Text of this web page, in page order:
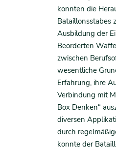
konnten die
Bataillonsstabes
Ausbildung der
Beorderten
zwischen
wesentliche
Erfahrung, ihre
Verbindung mit
Box Denken“
diversen
durch
konnte der